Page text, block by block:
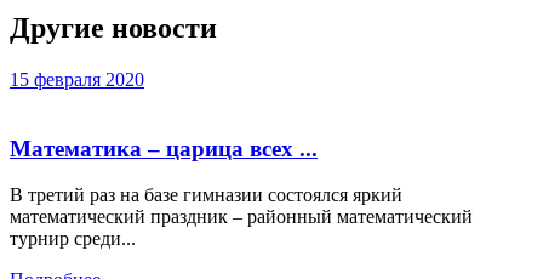
Другие новости
15 февраля 2020
Математика – царица всех ...
В третий раз на базе гимназии состоялся яркий
математический праздник – районный математический
турнир среди...